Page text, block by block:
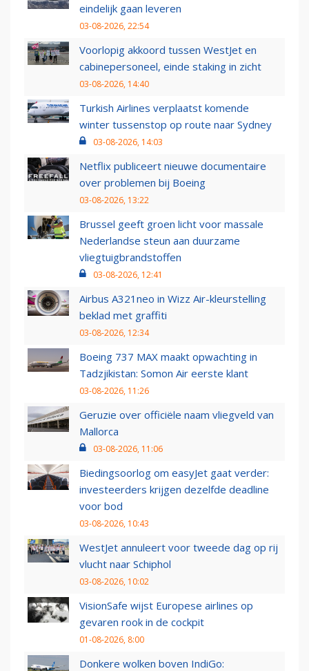
eindelijk gaan leveren
03-08-2026, 22:54
Voorlopig akkoord tussen WestJet en
cabinepersoneel, einde staking in zicht
03-08-2026, 14:40
Turkish Airlines verplaatst komende
winter tussenstop op route naar Sydney
03-08-2026, 14:03
Netflix publiceert nieuwe documentaire
over problemen bij Boeing
03-08-2026, 13:22
Brussel geeft groen licht voor massale
Nederlandse steun aan duurzame
vliegtuigbrandstoffen
03-08-2026, 12:41
Airbus A321neo in Wizz Air-kleurstelling
beklad met graffiti
03-08-2026, 12:34
Boeing 737 MAX maakt opwachting in
Tadzjikistan: Somon Air eerste klant
03-08-2026, 11:26
Geruzie over officiële naam vliegveld van
Mallorca
03-08-2026, 11:06
Biedingsoorlog om easyJet gaat verder:
investeerders krijgen dezelfde deadline
voor bod
03-08-2026, 10:43
WestJet annuleert voor tweede dag op rij
vlucht naar Schiphol
03-08-2026, 10:02
VisionSafe wijst Europese airlines op
gevaren rook in de cockpit
01-08-2026, 8:00
Donkere wolken boven IndiGo: